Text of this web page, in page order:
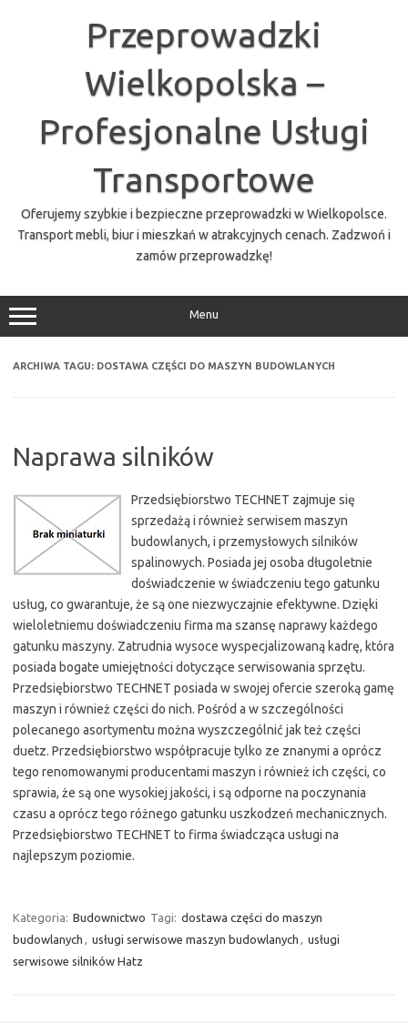
Przeprowadzki
Wielkopolska –
Profesjonalne Usługi
Transportowe
Oferujemy szybkie i bezpieczne przeprowadzki w Wielkopolsce.
Transport mebli, biur i mieszkań w atrakcyjnych cenach. Zadzwoń i
zamów przeprowadzkę!
Menu
ARCHIWA TAGU: DOSTAWA CZĘŚCI DO MASZYN BUDOWLANYCH
Naprawa silników
Przedsiębiorstwo TECHNET zajmuje się
sprzedażą i również serwisem maszyn
budowlanych, i przemysłowych silników
spalinowych. Posiada jej osoba długoletnie
doświadczenie w świadczeniu tego gatunku
usług, co gwarantuje, że są one niezwyczajnie efektywne. Dzięki
wieloletniemu doświadczeniu firma ma szansę naprawy każdego
gatunku maszyny. Zatrudnia wysoce wyspecjalizowaną kadrę, która
posiada bogate umiejętności dotyczące serwisowania sprzętu.
Przedsiębiorstwo TECHNET posiada w swojej ofercie szeroką gamę
maszyn i również części do nich. Pośród a w szczególności
polecanego asortymentu można wyszczególnić jak też części
duetz. Przedsiębiorstwo współpracuje tylko ze znanymi a oprócz
tego renomowanymi producentami maszyn i również ich części, co
sprawia, że są one wysokiej jakości, i są odporne na poczynania
czasu a oprócz tego różnego gatunku uszkodzeń mechanicznych.
Przedsiębiorstwo TECHNET to firma świadcząca usługi na
najlepszym poziomie.
Kategoria: Budownictwo Tagi: dostawa części do maszyn
budowlanych , usługi serwisowe maszyn budowlanych , usługi
serwisowe silników Hatz